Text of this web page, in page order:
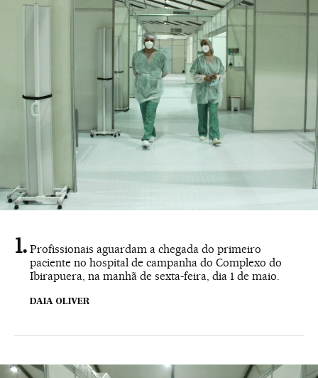
Profissionais aguardam a chegada do primeiro
paciente no hospital de campanha do Complexo do
Ibirapuera, na manhã de sexta-feira, dia 1 de maio.
DAIA OLIVER